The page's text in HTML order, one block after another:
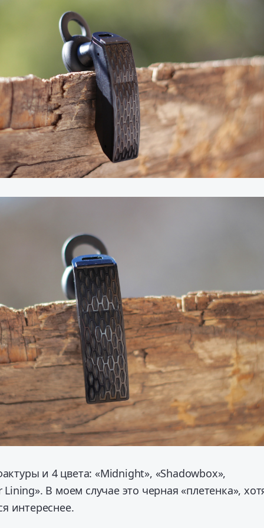
и 4 цвета: «Midnight», «Shadowbox»,
В моем случае это черная «плетенка»,
интереснее.